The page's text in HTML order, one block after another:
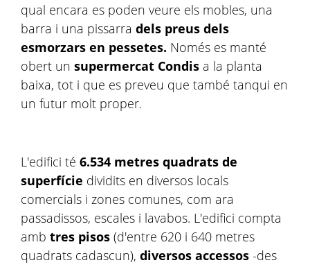
qual encara es poden veure els mobles, una
barra i una pissarra dels preus dels
esmorzars en pessetes. Només es manté
obert un supermercat Condis a la planta
baixa, tot i que es preveu que també tanqui en
un futur molt proper.
L'edifici té 6.534 metres quadrats de
superfície dividits en diversos locals
comercials i zones comunes, com ara
passadissos, escales i lavabos. L'edifici compta
amb tres pisos (d'entre 620 i 640 metres
quadrats cadascun), diversos accessos -des